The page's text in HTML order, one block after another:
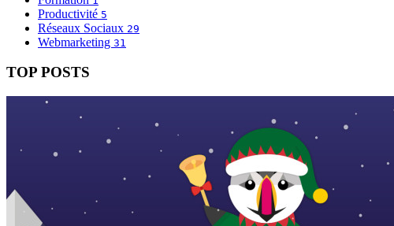
Productivité 5
Réseaux Sociaux 29
Webmarketing 31
TOP POSTS